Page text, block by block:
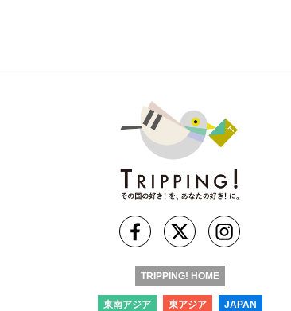
TRIPPING! HOME
東南アジア 東アジア JAPAN